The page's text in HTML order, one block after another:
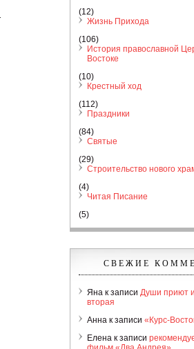
(12)
Жизнь Прихода
(106)
История православной
Востоке
(10)
Крестный ход
(112)
Праздники
(84)
Святые
(29)
Строительство нового
(4)
Читая Писание
(5)
СВЕЖИЕ
Яна к записи Души приют
вторая
Анна к записи «Курс-
Елена к записи